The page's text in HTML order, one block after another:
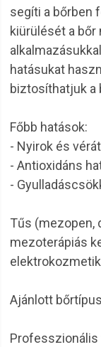
segíti a bőrben
kiürülését a
hatásukat
biztosíthatjuk a
Főbb hatások:
- Nyirok és
- Antioxidáns
-
Tűs (mezopen,
mezoterápiás
Ajánlott
Professzionális